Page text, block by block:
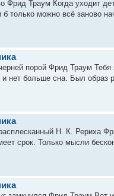
Фрид Траум Когда уходит
б только можно всё заново
порой Фрид Траум
и нет больше сна. Был
Н. К. Рериха
срок. Только мысли